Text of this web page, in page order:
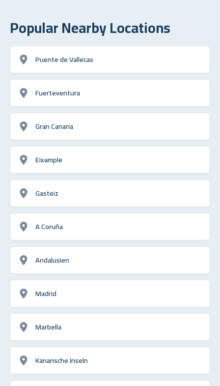
Popular Nearby Locations
Puente de Vallecas
Fuerteventura
Gran Canaria
Eixample
Gasteiz
A Coruña
Andalusien
Madrid
Marbella
Kanarische Inseln